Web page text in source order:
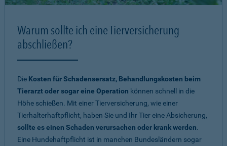
Warum sollte ich eine Tierversicherung
abschließen?
Die Kosten für Schadensersatz, Behandlungskosten beim
Tierarzt oder sogar eine Operation können schnell in die
Höhe schießen. Mit einer Tierversicherung, wie einer
Tierhalterhaftpflicht, haben Sie und Ihr Tier eine Absicherung,
sollte es einen Schaden verursachen oder krank werden.
Eine Hundehaftpflicht ist in manchen Bundesländern sogar